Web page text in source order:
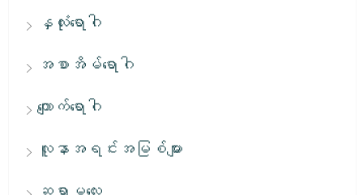
နှလုံးရောဂါ
အစာအိမ်ရောဂါ
ကျောက်ရောဂါ
လူနာအရင်းအမြစ်များ